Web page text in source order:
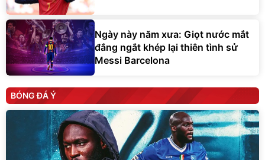
Ngày này năm xưa: Giọt nước mắt
đắng ngắt khép lại thiên tình sử
Messi Barcelona
BÓNG ĐÁ Ý